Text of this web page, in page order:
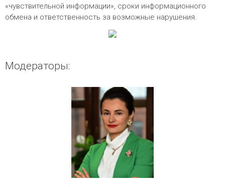
«чувствительной информации», сроки информационного
обмена и ответственность за возможные нарушения.
Модераторы: